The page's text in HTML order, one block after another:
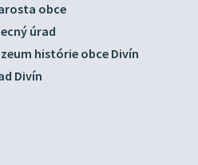
obce
úrad
histórie obce Divín
Divín